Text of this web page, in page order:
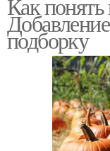
подборку